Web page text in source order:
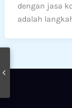
dengan jasa
adalah